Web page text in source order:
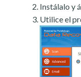
Instálalo y
Utilice el